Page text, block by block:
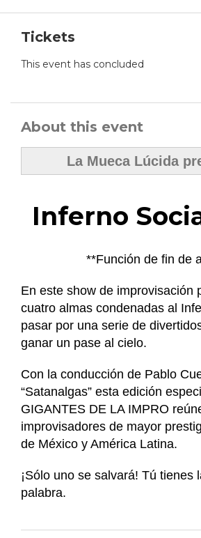
Tickets
This event has concluded
About this event
La Mueca Lúcida
Inferno
**Función de fin de
En este show de improvisación
cuatro almas condenadas al
pasar por una serie de
ganar un pase al cielo.
Con la conducción de Pablo
“Satanalgas” esta edición
GIGANTES DE LA IMPRO
improvisadores de mayor
de México y América Latina.
¡Sólo uno se salvará! Tú tienes
palabra.